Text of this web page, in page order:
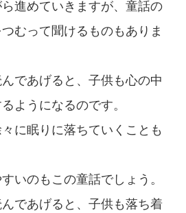
進めていきますが、童話の
むって聞けるものもありま
であげると、子供も心の中
ようになるのです。
に眠りに落ちていくことも
いのもこの童話でしょう。
であげると、子供も落ち着